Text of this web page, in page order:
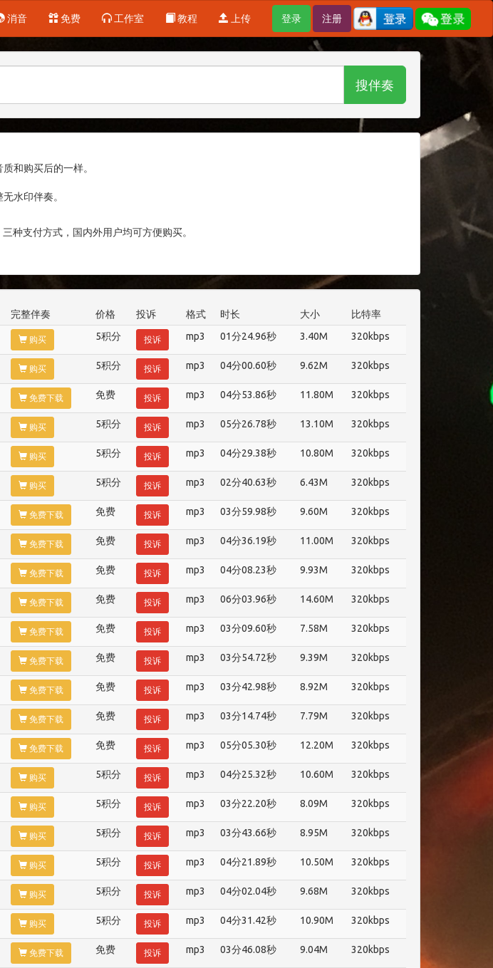
登录 注册
消音 免费 工作室 教程 上传
搜伴奏
和购买后的一样。
水印伴奏。
种支付方式，国内外用户均可方便购买。
完整伴奏 价格 投诉 格式 时长 大小
比特率
购买 5积分 投诉 mp3 01分24.96秒 3.40M 320kbps
购买 5积分 投诉 mp3 04分00.60秒 9.62M 320kbps
免费下载 免费 投诉 mp3 04分53.86秒 11.80M 320kbps
购买 5积分 投诉 mp3 05分26.78秒 13.10M 320kbps
购买 5积分 投诉 mp3 04分29.38秒 10.80M 320kbps
购买 5积分 投诉 mp3 02分40.63秒 6.43M 320kbps
免费下载 免费 投诉 mp3 03分59.98秒 9.60M 320kbps
免费下载 免费 投诉 mp3 04分36.19秒 11.00M 320kbps
免费下载 免费 投诉 mp3 04分08.23秒 9.93M 320kbps
免费下载 免费 投诉 mp3 06分03.96秒 14.60M 320kbps
免费下载 免费 投诉 mp3 03分09.60秒 7.58M 320kbps
免费下载 免费 投诉 mp3 03分54.72秒 9.39M 320kbps
免费下载 免费 投诉 mp3 03分42.98秒 8.92M 320kbps
免费下载 免费 投诉 mp3 03分14.74秒 7.79M 320kbps
免费下载 免费 投诉 mp3 05分05.30秒 12.20M 320kbps
购买 5积分 投诉 mp3 04分25.32秒 10.60M 320kbps
购买 5积分 投诉 mp3 03分22.20秒 8.09M 320kbps
购买 5积分 投诉 mp3 03分43.66秒 8.95M 320kbps
购买 5积分 投诉 mp3 04分21.89秒 10.50M 320kbps
购买 5积分 投诉 mp3 04分02.04秒 9.68M 320kbps
购买 5积分 投诉 mp3 04分31.42秒 10.90M 320kbps
免费下载 免费 投诉 mp3 03分46.08秒 9.04M 320kbps